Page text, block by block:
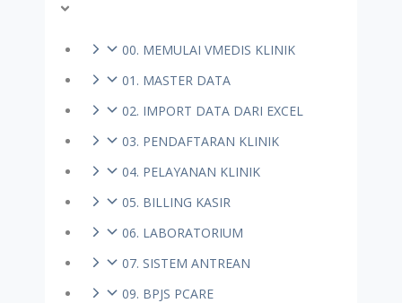
00. MEMULAI VMEDIS KLINIK
01. MASTER DATA
02. IMPORT DATA DARI EXCEL
03. PENDAFTARAN KLINIK
04. PELAYANAN KLINIK
05. BILLING KASIR
06. LABORATORIUM
07. SISTEM ANTREAN
09. BPJS PCARE